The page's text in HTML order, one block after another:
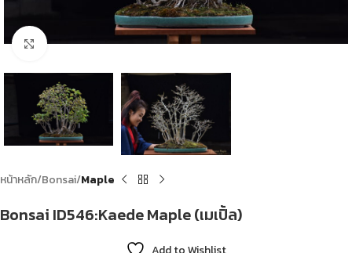
Click to enlarge
หน้าหลัก Bonsai Maple
Bonsai ID546:Kaede Maple (เมเปิ้ล)